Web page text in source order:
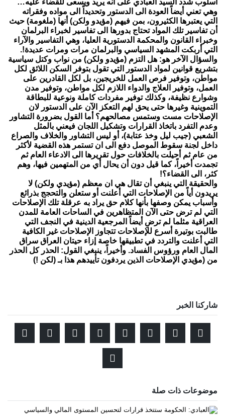
اسلوب شدد السيد العبادي على انه يريد ويسعى للقضاء عليه…
وهي تعني أيضاً العودة الى الدستور وتحديداً الى مواده وفقراته
التي يعتبرها الكثيرون، بمن فيهم (مؤيدو ولكن) أنها (ملغومة) حيث
أن تفاسير تلك المواد تحتاج بدورها الى تفاسير لخبراء البرلمان
وخبراء القانون والمحكمة الدستورية العليا، وهي التفاسير والآراء
التي أربكت المشهد السياسي والبرلمان مرات ومرات عديدة!.
والسؤال الآخر هو: هل التزم (مؤيدو ولكن) من نواب وكتل سياسية
بتشريع قوانين لمواد الدستور التي تقول بتوفر السكن اللائق لكل
مواطن، وتوفير فرص العمل للخريجين، بل لكل القادرين على
العمل، وتوفير العلاج والدواء اللازم لكل مواطن، وتوفير مدن
وشوارع نظيفة، وكذلك توفير مفردات كاملة ونوعية للبطاقة
التموينية وغيرها حتى يحق لهم التعكز الآن على الدستور لان
الإصلاحات مست وستمس مصالحهم؟ أما القول بضرورة التشاور
وعدم التفرد باتخاذ القرارات وتشكيل اللجان فيعني بالمثل
الشعبي (جيب ليل وخذ عتابة)، أو ليس التشاور والخلاف والصراع
داخل لجنة سقوط الموصل دفع الى ان تستمر هذه القضية لأكثر
من عام ثم أحيلت بالخلافات حول تقريرها الى الادعاء العام ثم
تجمدت أخيراً، كما قيل دون أن يحال أي من المتهمين فيها، وهم
كثر، الى القضاء؟!
والحقيقة التي ينبغي أن تقال هي ان معظم (مؤيدي ولكن) لا
يريدون أياً من الإصلاحات التي أعلنت أو ستعلن والتحجج بذرائع
وأسباب يمكن وصفها بأنها كلام حق يراد به عرقلة تلك الإصلاحات
التي لم ترض حتى الآن المتظاهرين في الساحات العامة للمدن
العراقية مثلما لم ترضِ أيضاً المرجعية الدينية في النجف التي
طالبت بوتيرة أسرع للإصلاحات تتجاوز الإصلاحات غير الكافية
التي أعلنت والتردد في تطبيقها خاصة إزاء حيتان العراق سراق
المال العام ورؤوس الفساد. وأخيراً، ينبغي القول: الحذر كل الحذر
من (مؤيدي الإصلاحات الذين يردفون تأييدهم هذا بـ (لكن !)
شاركنا الخبر
موضوعات ذات صلة